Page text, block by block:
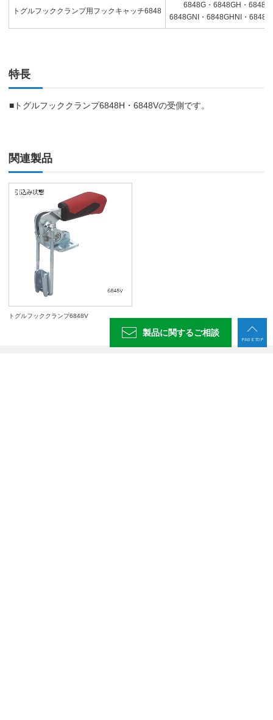
トグルフッククランプ用フックキャッチ6848
6848G・6848GH・
6848GNI・6848GHNI・
特長
■トグルフッククランプ6848H・6848Vの受側です。
関連製品
トグルフッククランプ6848V
製品に関するご相談
PAGE TOP